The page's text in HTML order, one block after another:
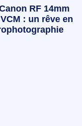
RF 14mm
: un rêve en